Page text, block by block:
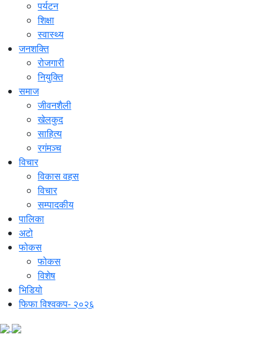
पर्यटन
शिक्षा
स्वास्थ्य
जनशक्ति
रोजगारी
नियुक्ति
समाज
जीवनशैली
खेलकुद
साहित्य
रगंमञ्च
विचार
विकास वहस
विचार
सम्पादकीय
पालिका
अटो
फोकस
फोकस
विशेष
भिडियो
फिफा विश्वकप- २०२६